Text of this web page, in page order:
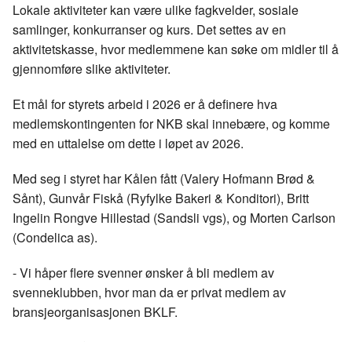
Lokale aktiviteter kan være ulike fagkvelder, sosiale
samlinger, konkurranser og kurs. Det settes av en
aktivitetskasse, hvor medlemmene kan søke om midler til å
gjennomføre slike aktiviteter.
Et mål for styrets arbeid i 2026 er å definere hva
medlemskontingenten for NKB skal innebære, og komme
med en uttalelse om dette i løpet av 2026.
Med seg i styret har Kålen fått (Valery Hofmann Brød &
Sånt), Gunvår Fiskå (Ryfylke Bakeri & Konditori), Britt
Ingelin Rongve Hillestad (Sandsli vgs), og Morten Carlson
(Condelica as).
- Vi håper flere svenner ønsker å bli medlem av
svenneklubben, hvor man da er privat medlem av
bransjeorganisasjonen BKLF.